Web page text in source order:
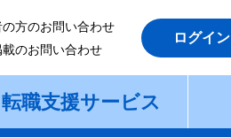
方のお問い合わせ
のお問い合わせ
ログイン
転職支援サービス